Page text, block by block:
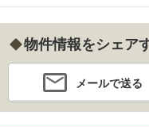
物件情報をシェア
メールで送る